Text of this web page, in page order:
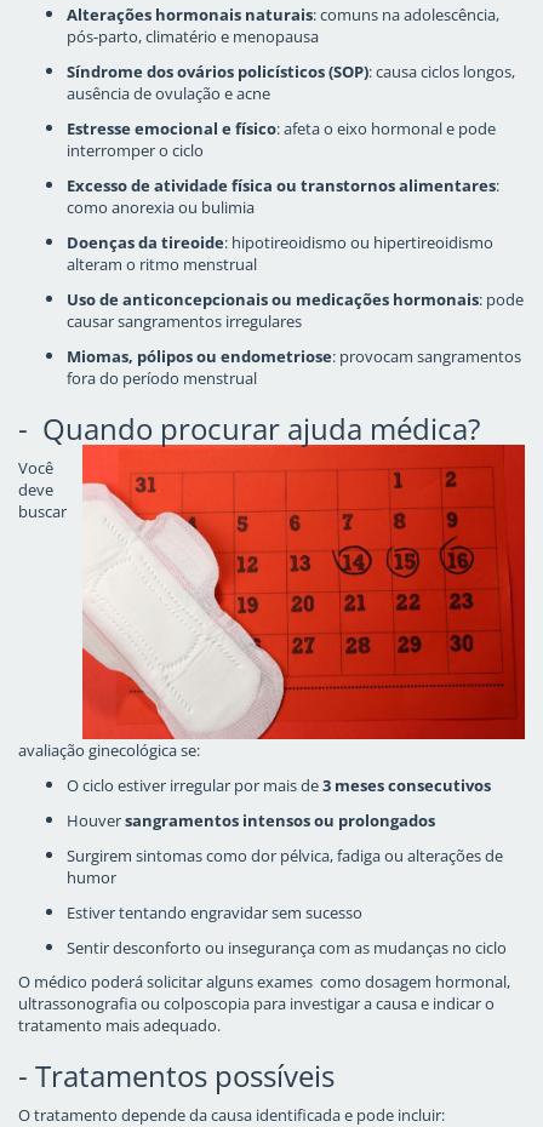
Alterações hormonais naturais: comuns na adolescência,
pós-parto, climatério e menopausa
Síndrome dos ovários policísticos (SOP): causa ciclos longos,
ausência de ovulação e acne
Estresse emocional e físico: afeta o eixo hormonal e pode
interromper o ciclo
Excesso de atividade física ou transtornos alimentares:
como anorexia ou bulimia
Doenças da tireoide: hipotireoidismo ou hipertireoidismo
alteram o ritmo menstrual
Uso de anticoncepcionais ou medicações hormonais: pode
causar sangramentos irregulares
Miomas, pólipos ou endometriose: provocam sangramentos
fora do período menstrual
- Quando procurar ajuda médica?
Você
deve
buscar
avaliação ginecológica se:
O ciclo estiver irregular por mais de3 meses consecutivos
Houversangramentos intensos ou prolongados
Surgirem sintomas como dor pélvica, fadiga ou alterações de
humor
Estiver tentando engravidar sem sucesso
Sentir desconforto ou insegurança com as mudanças no ciclo
O médico poderá solicitar alguns exames como dosagem hormonal,
ultrassonografia ou colposcopia para investigar a causa e indicar o
tratamento mais adequado.
- Tratamentos possíveis
O tratamento depende da causa identificada e pode incluir: